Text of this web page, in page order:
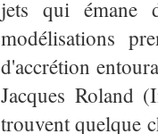
jets qui
modélisations
d'accrétion
Jacques Roland
trouvent quelque